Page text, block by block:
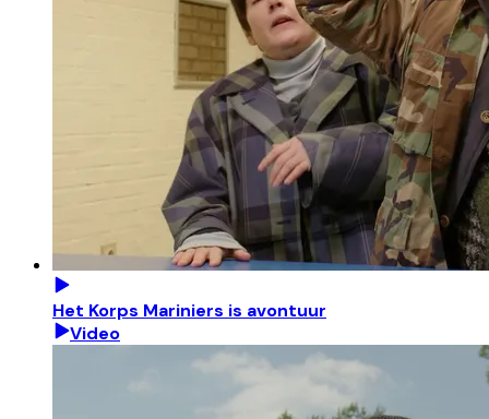
Het Korps Mariniers is avontuur
Video